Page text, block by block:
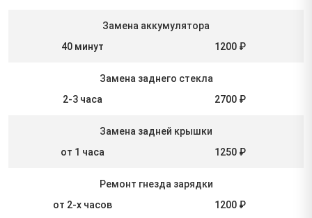
Замена аккумулятора
40 минут
1200 ₽
Замена заднего стекла
2-3 часа
2700 ₽
Замена задней крышки
от 1 часа
1250 ₽
Ремонт гнезда зарядки
от 2-х часов
1200 ₽